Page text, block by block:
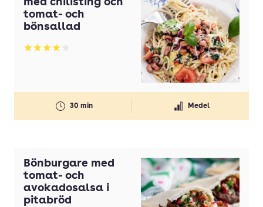
med chilisting och
tomat- och
bönsallad
Betyg: 4 av 5
30 min Medel
Bönburgare med
tomat- och
avokadosalsa i
pitabröd